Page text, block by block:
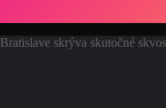
skrýva skutočné